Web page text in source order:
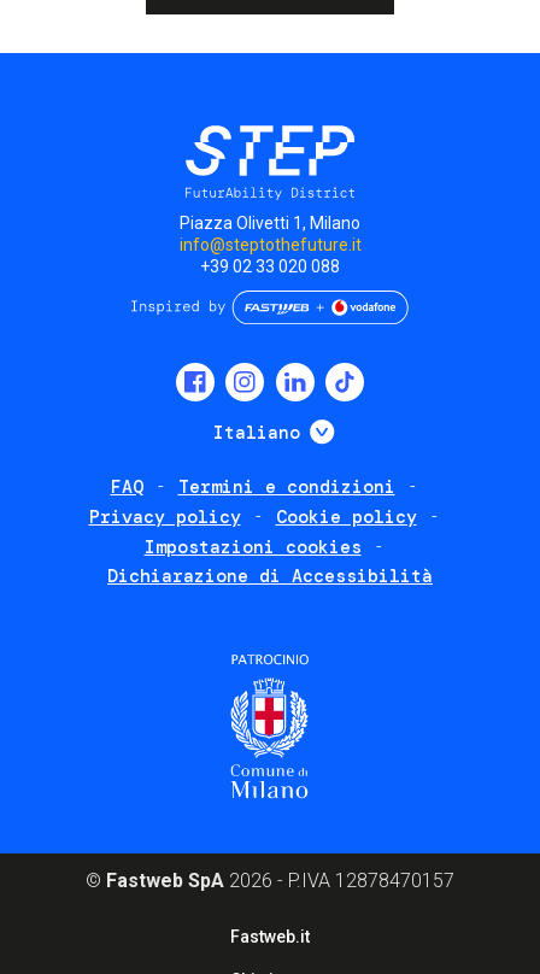
Piazza Olivetti 1, Milano
info@steptothefuture.it
+39 02 33 020 088
Italiano Mostra ulteriori
FAQ
Termini e condizioni
Privacy policy
Cookie policy
Impostazioni cookies
Dichiarazione di Accessibilità
© Fastweb SpA 2026 - P.IVA 12878470157
Fastweb.it